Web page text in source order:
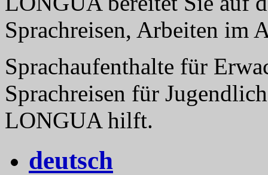
Sprachreisen, Arbeiten im
Sprachaufenthalte für
Sprachreisen für
LONGUA hilft.
deutsch